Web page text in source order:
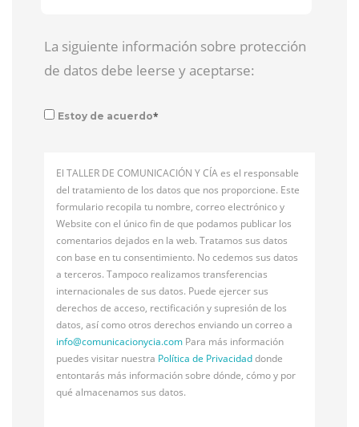
La siguiente información sobre protección
de datos debe leerse y aceptarse:
Estoy de acuerdo*
El TALLER DE COMUNICACIÓN Y CÍA es el responsable
del tratamiento de los datos que nos proporcione. Este
formulario recopila tu nombre, correo electrónico y
Website con el único fin de que podamos publicar los
comentarios dejados en la web. Tratamos sus datos
con base en tu consentimiento. No cedemos sus datos
a terceros. Tampoco realizamos transferencias
internacionales de sus datos. Puede ejercer sus
derechos de acceso, rectificación y supresión de los
datos, así como otros derechos enviando un correo a
info@comunicacionycia.com Para más información
puedes visitar nuestra Política de Privacidaddonde
entontarás más información sobre dónde, cómo y por
qué almacenamos sus datos.